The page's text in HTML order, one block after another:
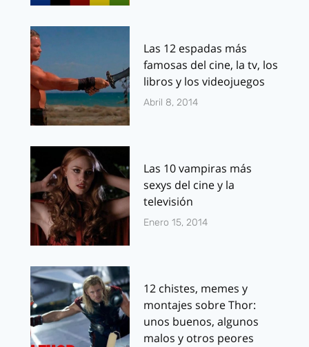
Las 12 espadas más
famosas del cine, la tv, los
libros y los videojuegos
Abril 8, 2014
Las 10 vampiras más
sexys del cine y la
televisión
Enero 15, 2014
12 chistes, memes y
montajes sobre Thor:
unos buenos, algunos
malos y otros peores